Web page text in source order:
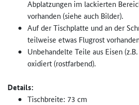
Abplatzungen im lackierten
vorhanden (siehe auch Bilder).
Auf der Tischplatte und an der
teilweise etwas Flugrost
Unbehandelte Teile aus Eisen
oxidiert (rostfarbend).
Details:
Tischbreite: 73 cm